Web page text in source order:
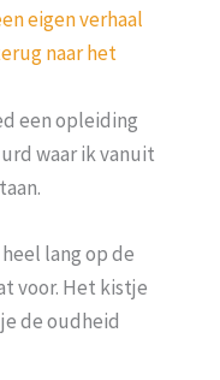
eigen verhaal
naar het
een opleiding
waar ik vanuit
lang op de
voor. Het kistje
de oudheid